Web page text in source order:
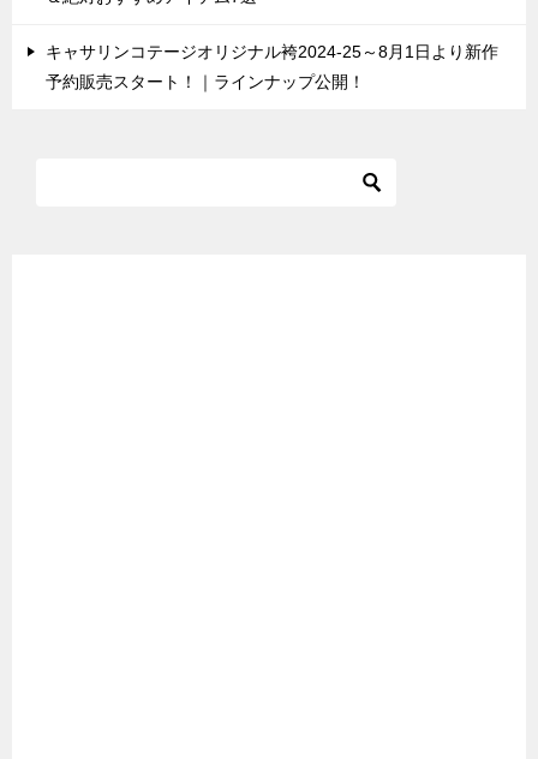
キャサリンコテージオリジナル袴2024-25～8月1日より新作
予約販売スタート！｜ラインナップ公開！